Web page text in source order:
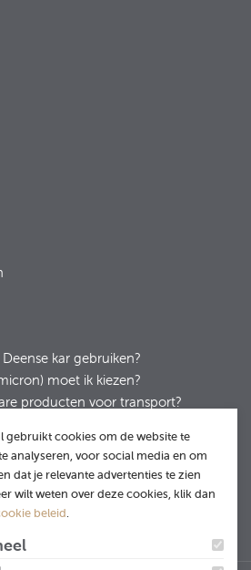
kar gebruiken?
moet ik kiezen?
producten voor transport?
en levertijden
met handwikkelfolie minirollen
gebruikt cookies om de website te
analyseren, voor social media en om
dat je relevante advertenties te zien
wilt weten over deze cookies, klik dan
beleid.